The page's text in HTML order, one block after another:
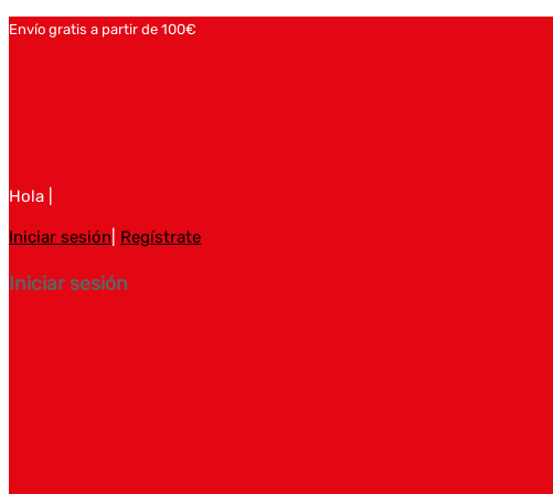
Envío gratis a partir de 100€
Hola |
Iniciar sesión Regístrate
Iniciar sesión